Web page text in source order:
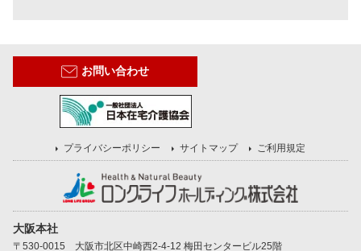
お問い合わせ
プライバシーポリシー サイトマップ ご利用規定
大阪本社
〒530-0015 大阪市北区中崎西2-4-12 梅田センタービル25階